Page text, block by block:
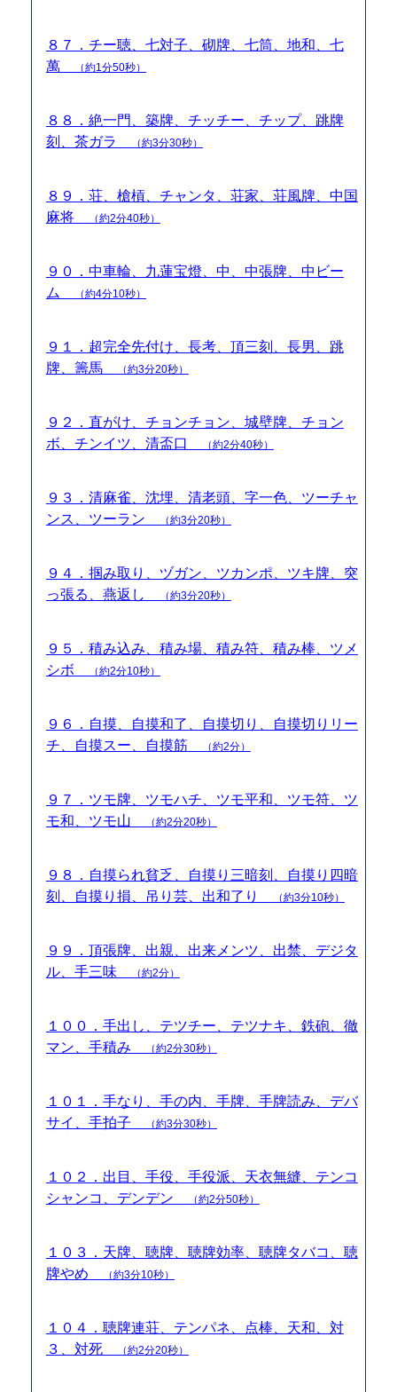
８７．チー聴、七対子、砌牌、七筒、地和、七
萬
（約1分50秒）
８８．絶一門、築牌、チッチー、チップ、跳牌
刻、茶ガラ
（約3分30秒）
８９．荘、槍槓、チャンタ、荘家、荘風牌、中国
麻将
（約2分40秒）
９０．中車輪、九蓮宝燈、中、中張牌、中ビー
ム
（約4分10秒）
９１．超完全先付け、長考、頂三刻、長男、跳
牌、籌馬
（約3分20秒）
９２．直がけ、チョンチョン、城壁牌、チョン
ボ、チンイツ、清盃口
（約2分40秒）
９３．清麻雀、沈埋、清老頭、字一色、ツーチャ
ンス、ツーラン
（約3分20秒）
９４．掴み取り、ヅガン、ツカンポ、ツキ牌、突
っ張る、燕返し
（約3分20秒）
９５．積み込み、積み場、積み符、積み棒、ツメ
シボ
（約2分10秒）
９６．自摸、自摸和了、自摸切り、自摸切りリー
チ、自摸スー、自摸筋
（約2分）
９７．ツモ牌、ツモハチ、ツモ平和、ツモ符、ツ
モ和、ツモ山
（約2分20秒）
９８．自摸られ貧乏、自摸り三暗刻、自摸り四暗
刻、自摸り損、吊り芸、出和了り
（約3分10秒）
９９．頂張牌、出親、出来メンツ、出禁、デジタ
ル、手三味
（約2分）
１００．手出し、テツチー、テツナキ、鉄砲、徹
マン、手積み
（約2分30秒）
１０１．手なり、手の内、手牌、手牌読み、デバ
サイ、手拍子
（約3分30秒）
１０２．出目、手役、手役派、天衣無縫、テンコ
シャンコ、デンデン
（約2分50秒）
１０３．天牌、聴牌、聴牌効率、聴牌タバコ、聴
牌やめ
（約3分10秒）
１０４．聴牌連荘、テンパネ、点棒、天和、対
３、対死
（約2分20秒）